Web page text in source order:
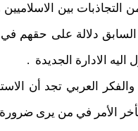
التجاذبات بين
دلالة على حقهم
الادارة الجديدة .
العربي تجد أن
الأمر في من يرى ضرورة